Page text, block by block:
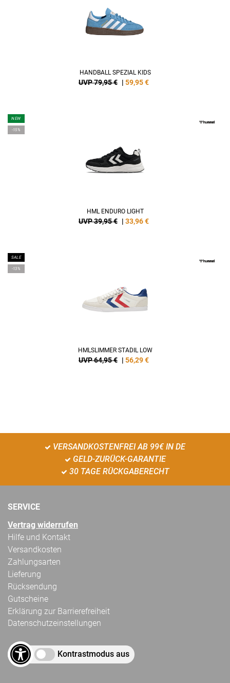
HANDBALL SPEZIAL KIDS
UVP 79,95 € | 59,95€
NEW
-15%
HML ENDURO LIGHT
UVP 39,95 € | 33,96€
SALE
-13%
HMLSLIMMER STADIL LOW
UVP 64,95 € | 56,29€
VERSANDKOSTENFREI AB 99€ IN DE
GELD-ZURÜCK-GARANTIE
30 TAGE RÜCKGABERECHT
SERVICE
Vertrag widerrufen
Hilfe und Kontakt
Versandkosten
Zahlungsarten
Lieferung
Rücksendung
Gutscheine
Erklärung zur Barrierefreiheit
Datenschutzeinstellungen
Kontrastmodus aus